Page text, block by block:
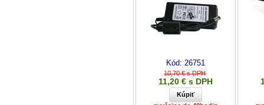
Kód: 26751
10,70 € s DPH
11,20 € s DPH